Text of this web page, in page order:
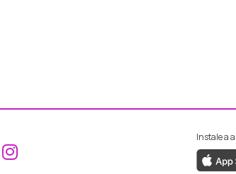
Aceder ao Facebook da RTP
Aceder ao Instagram da
Instale a